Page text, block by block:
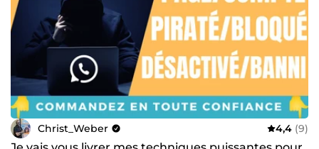
Christ_Weber 4,4 (9)